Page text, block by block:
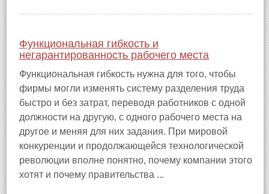
Функциональная гибкость и
негарантированность рабочего места
Функциональная гибкость нужна для того, чтобы
фирмы могли изменять систему разделения труда
быстро и без затрат, переводя работников с одной
должности на другую, с одного рабочего места на
другое и меняя для них задания. При мировой
конкуренции и продолжающейся технологической
революции вполне понятно, почему компании этого
хотят и почему правительства ...